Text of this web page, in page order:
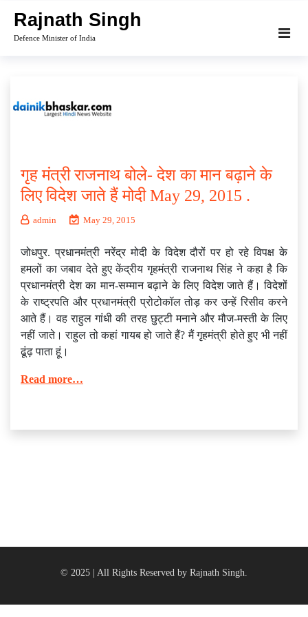
content
Rajnath Singh
Defence Minister of India
गृह मंत्री राजनाथ बोले- देश का मान बढ़ाने के
लिए विदेश जाते हैं मोदी May 29, 2015 .
admin May 29, 2015
जोधपुर. प्रधानमंत्री नरेंद्र मोदी के विदेश दौरों पर हो रहे विपक्ष के
हमलों का जबाव देते हुए केंद्रीय गृहमंत्री राजनाथ सिंह ने कहा है कि
प्रधानमंत्री देश का मान-सम्मान बढ़ाने के लिए विदेश जाते हैं। विदेशों
के राष्ट्रपति और प्रधानमंत्री प्रोटोकॉल तोड़ कर उन्हें रिसीव करने
आते हैं। वह राहुल गांधी की तरह छुट्टी मनाने और मौज-मस्ती के लिए
नहीं जाते। राहुल तो कहां गायब हो जाते हैं? मैं गृहमंत्री होते हुए भी नहीं
ढूंढ़ पाता हूं।
Read more…
© 2025 | All Rights Reserved by Rajnath Singh.